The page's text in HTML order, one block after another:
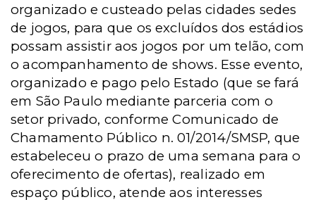
organizado e custeado pelas cidades sedes
de jogos, para que os excluídos dos estádios
possam assistir aos jogos por um telão, com
o acompanhamento de shows. Esse evento,
organizado e pago pelo Estado (que se fará
em São Paulo mediante parceria com o
setor privado, conforme Comunicado de
Chamamento Público n. 01/2014/SMSP, que
estabeleceu o prazo de uma semana para o
oferecimento de ofertas), realizado em
espaço público, atende aos interesses